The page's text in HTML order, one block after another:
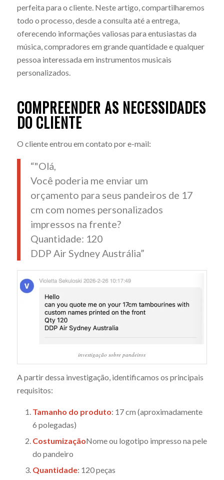
perfeita para o cliente. Neste artigo, compartilharemos
todo o processo, desde a consulta até a entrega,
oferecendo informações valiosas para entusiastas da
música, compradores em grande quantidade e qualquer
pessoa interessada em instrumentos musicais
personalizados.
COMPREENDER AS NECESSIDADES
DO CLIENTE
O cliente entrou em contato por e-mail:
“"Olá,
Você poderia me enviar um
orçamento para seus pandeiros de 17
cm com nomes personalizados
impressos na frente?
Quantidade: 120
DDP Air Sydney Austrália”
investigação sobre pandeiros
A partir dessa investigação, identificamos os principais
requisitos:
Tamanho do produto: 17 cm (aproximadamente
6 polegadas)
CostumizaçãoNome ou logotipo impresso na pele
do pandeiro
Quantidade: 120 peças